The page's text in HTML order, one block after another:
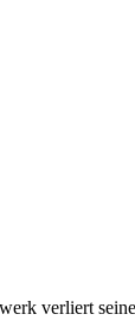
verliert